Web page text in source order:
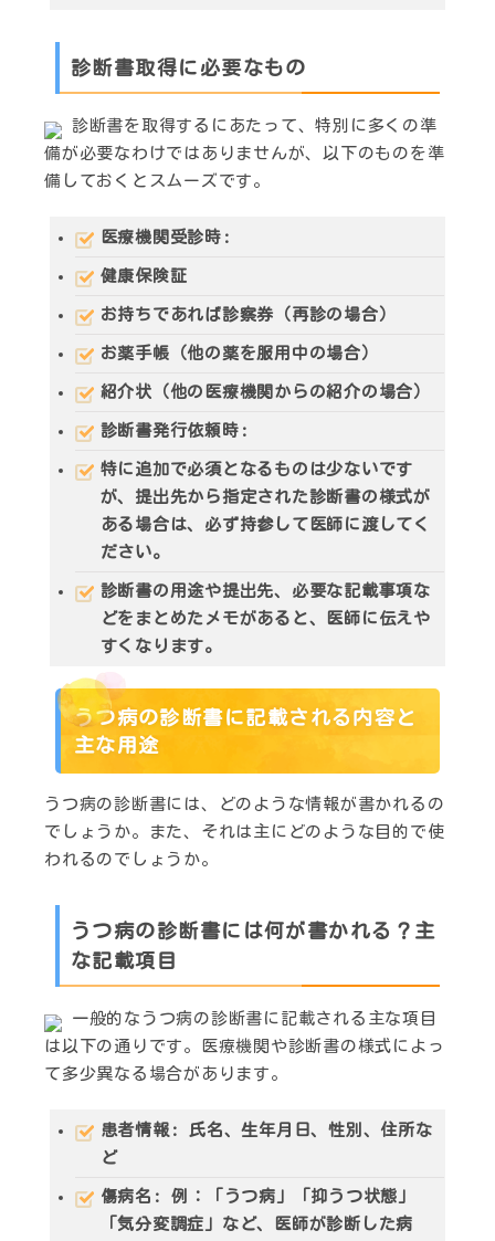
診断書取得に必要なもの
診断書を取得するにあたって、特別に多くの準
備が必要なわけではありませんが、以下のものを準
備しておくとスムーズです。
医療機関受診時 :
健康保険証
お持ちであれば診察券（再診の場合）
お薬手帳（他の薬を服用中の場合）
紹介状（他の医療機関からの紹介の場合）
診断書発行依頼時 :
特に追加で必須となるものは少ないです
が、提出先から指定された診断書の様式が
ある場合は、必ず持参して医師に渡してく
ださい。
診断書の用途や提出先、必要な記載事項な
どをまとめたメモがあると、医師に伝えや
すくなります。
うつ病の診断書に記載される内容と
主な用途
うつ病の診断書には、どのような情報が書かれるの
でしょうか。また、それは主にどのような目的で使
われるのでしょうか。
うつ病の診断書には何が書かれる？主
な記載項目
一般的なうつ病の診断書に記載される主な項目
は以下の通りです。医療機関や診断書の様式によっ
て多少異なる場合があります。
患者情報 : 氏名、生年月日、性別、住所な
ど
傷病名 : 例：「うつ病」「抑うつ状態」
「気分変調症」など、医師が診断した病